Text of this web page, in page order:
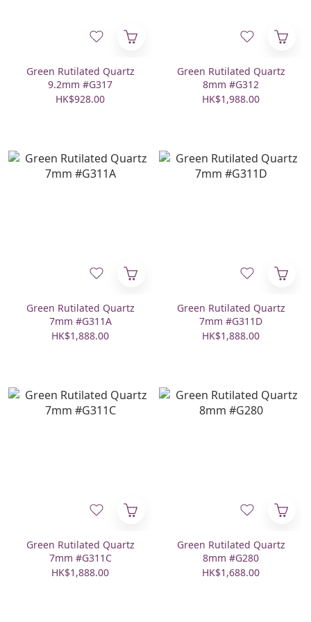
Green Rutilated Quartz
9.2mm #G317
HK$928.00
Green Rutilated Quartz
8mm #G312
HK$1,988.00
Green Rutilated Quartz
7mm #G311A
HK$1,888.00
Green Rutilated Quartz
7mm #G311D
HK$1,888.00
Green Rutilated Quartz
7mm #G311C
HK$1,888.00
Green Rutilated Quartz
8mm #G280
HK$1,688.00